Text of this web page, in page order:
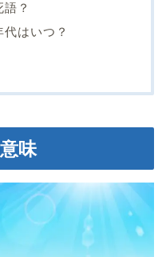
語？
代はいつ？
味